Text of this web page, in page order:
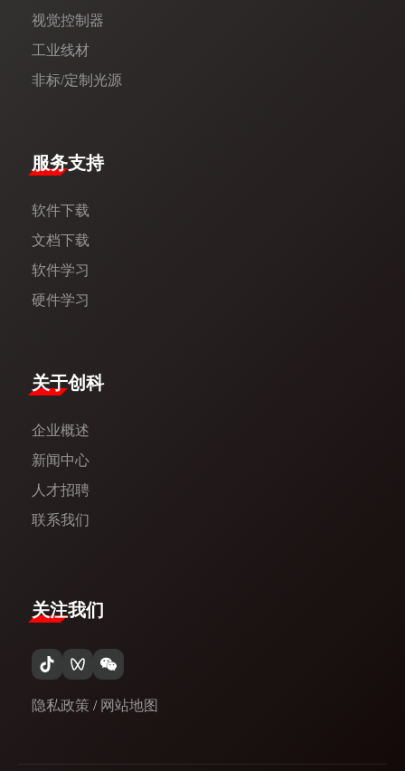
视觉控制器
工业线材
非标/定制光源
服务支持
软件下载
文档下载
软件学习
硬件学习
​关于创科​
企业概述
新闻中心​
人才招聘
联系我们
关注我们
隐私政策 / 网站地图